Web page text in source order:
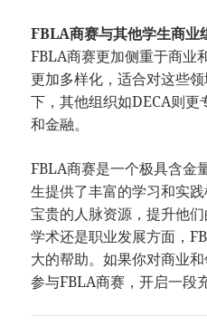
FBLA商赛与其他学生商业
FBLA商赛更加侧重于商业
更加多样化，适合对这些
下，其他组织如DECA则
和金融。
FBLA商赛是一个极具含金
生提供了丰富的学习和实
宝贵的人脉资源，提升他
学术还是职业发展方面，
大的帮助。如果你对商业
参与FBLA商赛，开启一段